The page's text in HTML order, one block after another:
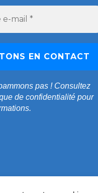
pas ! Consultez
de confidentialité pour